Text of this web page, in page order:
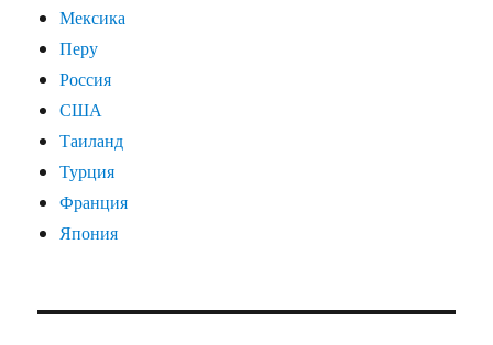
Мексика
Перу
Россия
США
Таиланд
Турция
Франция
Япония